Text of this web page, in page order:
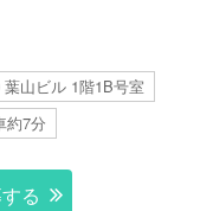
山ビル 1階1B号室
約7分
る